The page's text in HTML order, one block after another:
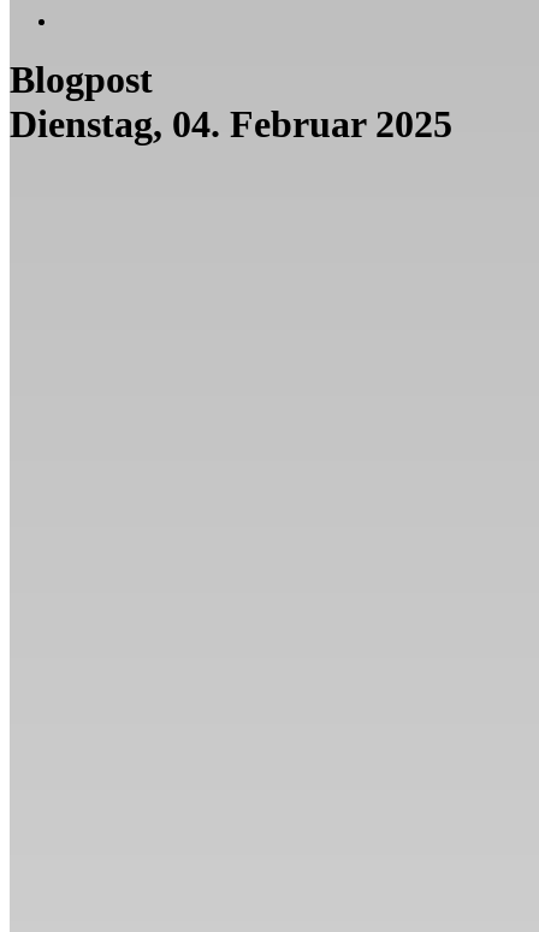
Blogpost
Dienstag, 04. Februar 2025